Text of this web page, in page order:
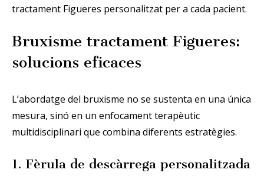
tractament Figueres personalitzat per a cada pacient.
Bruxisme tractament Figueres:
solucions eficaces
L’abordatge del bruxisme no se sustenta en una única
mesura, sinó en un enfocament terapèutic
multidisciplinari que combina diferents estratègies.
1. Fèrula de descàrrega personalitzada